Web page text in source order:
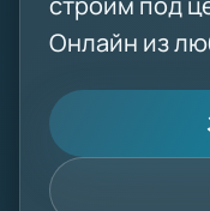
Онлайн из